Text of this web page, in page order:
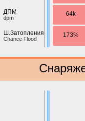
ДПМ
dpm
Ш.Затопления
Chance Flood
64k
173%